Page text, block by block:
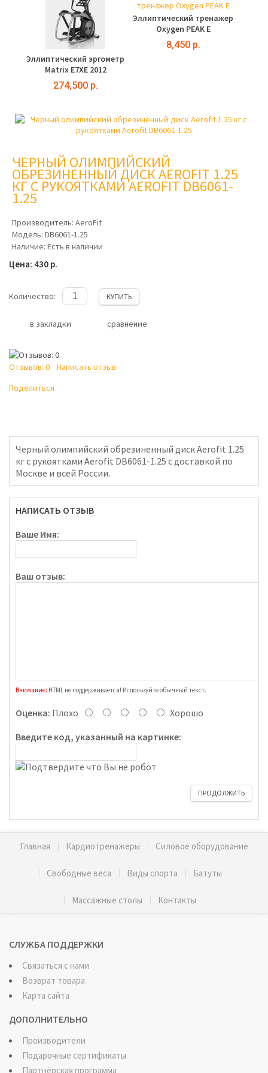
Эллиптический эргометр
Matrix E7XE 2012
274,500 р.
Эллиптический тренажер
Oxygen PEAK Е
8,450 р.
ЧЕРНЫЙ ОЛИМПИЙСКИЙ
ОБРЕЗИНЕННЫЙ ДИСК AEROFIT 1.25
КГ С РУКОЯТКАМИ AEROFIT DB6061-
1.25
Производитель: AeroFit
Модель: DB6061-1.25
Наличие: Есть в наличии
Цена: 430 р.
Количество: КУПИТЬ
в закладки сравнение
Отзывов: 0
Написать отзыв
Поделиться
Черный олимпийский обрезиненный диск Aerofit 1.25
кг с рукоятками Aerofit DB6061-1.25 с доставкой по
Москве и всей России.
НАПИСАТЬ ОТЗЫВ
Ваше Имя:
Ваш отзыв:
Внимание: HTML не поддерживается! Используйте обычный текст.
Оценка: Плохо
Хорошо
Введите код, указанный на картинке:
ПРОДОЛЖИТЬ
Главная Кардиотренажеры Силовое оборудование
Свободные веса Виды спорта Батуты
Массажные столы Контакты
СЛУЖБА ПОДДЕРЖКИ
Связаться с нами
Возврат товара
Карта сайта
ДОПОЛНИТЕЛЬНО
Производители
Подарочные сертификаты
Партнёрская программа